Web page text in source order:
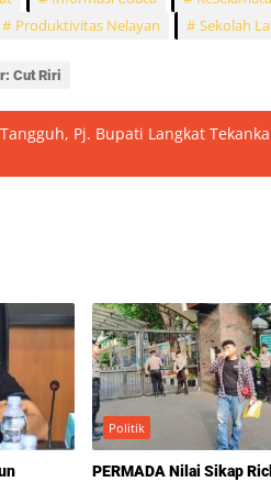
Produktivitas Nelayan Sekolah
Cut Riri
Pj. Bupati Langkat
Politik
PERMADA Nilai Sikap